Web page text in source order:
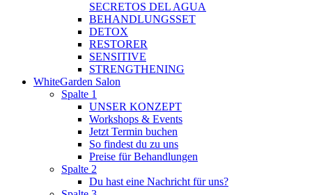
SECRETOS DEL AGUA
BEHANDLUNGSSET
DETOX
RESTORER
SENSITIVE
STRENGTHENING
WhiteGarden Salon
Spalte 1
UNSER KONZEPT
Workshops & Events
Jetzt Termin buchen
So findest du zu uns
Preise für Behandlungen
Spalte 2
Du hast eine Nachricht für uns?